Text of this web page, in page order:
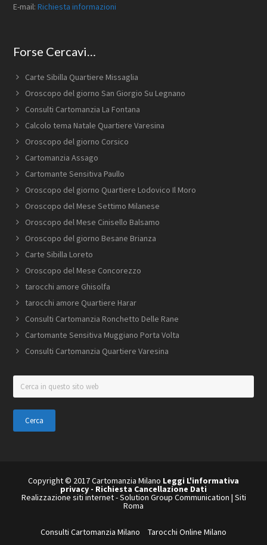
E-mail:Richiesta informazioni
Forse Cercavi…
Carte Sibilla Quartiere Missaglia
Oroscopo del giorno San Giorgio Su Legnano
Consulti Cartomanzia La Fontana
Calcolo tema Natale Quartiere Varesina
Oroscopo del giorno Corsico
Cartomanzia Assago
Cartomante Sensitiva Paullo
Oroscopo del giorno Quartiere Lodovico Il Moro
Oroscopo del Mese Settimo Milanese
Oroscopo del Mese Cinisello Balsamo
Oroscopo del giorno Besane Brianza
Carte Sibilla Loreto
Oroscopo del Mese Concorezzo
tarocchi amore Ghisolfa
tarocchi amore Quartiere Harar
Consulti Cartomanzia Ronchetto Delle Rane
Cartomante Sensitiva Muggiano Porta Volta
Consulti Cartomanzia Quartiere Varesina
Cerca
in
questo
sito
web
Copyright © 2017 Cartomanzia Milano Leggi L'informativa
privacy - Richiesta Cancellazione Dati
Realizzazione siti internet-Solution Group Communication | Siti
Roma
Consulti Cartomanzia Milano Tarocchi Online Milano